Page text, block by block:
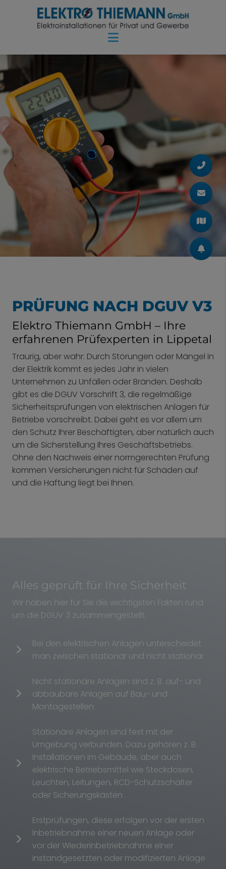
PRÜFUNG NACH DGUV V3
Elektro Thiemann GmbH – Ihre
erfahrenen Prüfexperten in Lippetal
Traurig, aber wahr: Durch Störungen oder Mängel in
der Elektrik kommt es jedes Jahr in vielen
Unternehmen zu Unfällen oder Bränden. Deshalb
gibt es die DGUV Vorschrift 3, die regelmäßige
Sicherheitsprüfungen von elektrischen Anlagen für
Betriebe vorschreibt. Dabei geht es vor allem um
den Schutz Ihrer Beschäftigten, aber natürlich auch
um die Sicherstellung Ihres Geschäftsbetriebs.
Ohne den Nachweis einer normgerechten Prüfung
kommen Versicherungen nicht für Schäden auf
und die Haftung liegt bei Ihnen.
Alles geprüft für Ihre Sicherheit
Wir haben hier für Sie die wichtigsten Fakten rund
um die DGUV 3 zusammengestellt:
Bei den elektrischen Anlagen unterscheidet
man zwischen stationär und nicht stationär
Nicht stationäre Anlagen sind z. B. auf- und
abbaubare Anlagen auf Bau- und
Montagestellen
Stationäre Anlagen sind fest mit der
Umgebung verbunden. Dazu gehören z. B.
Installationen im Gebäude, aber auch
elektrische Betriebsmittel wie Steckdosen,
Leuchten, Leitungen, RCD-Schutzschalter
oder Sicherungskästen
Erstprüfungen, diese erfolgen vor der ersten
Inbetriebnahme einer neuen Anlage oder
vor der Wiederinbetriebnahme einer
instandgesetzten oder modifizierten Anlage